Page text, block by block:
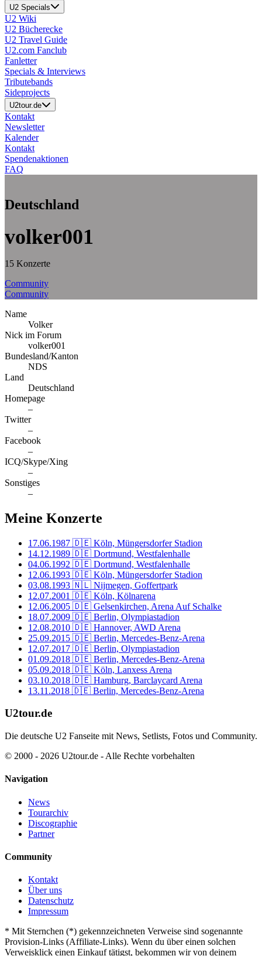
U2 Specials
U2 Wiki
U2 Bücherecke
U2 Travel Guide
U2.com Fanclub
Fanletter
Specials & Interviews
Tributebands
Sideprojects
U2tour.de
Kontakt
Newsletter
Kalender
Kontakt
Spendenaktionen
FAQ
Deutschland
volker001
15 Konzerte
Community
Community
Name
Volker
Nick im Forum
volker001
Bundesland/Kanton
NDS
Land
Deutschland
Homepage
–
Twitter
–
Facebook
–
ICQ/Skype/Xing
–
Sonstiges
–
Meine Konzerte
17.06.1987 🇩🇪 Köln, Müngersdorfer Stadion
14.12.1989 🇩🇪 Dortmund, Westfalenhalle
04.06.1992 🇩🇪 Dortmund, Westfalenhalle
12.06.1993 🇩🇪 Köln, Müngersdorfer Stadion
03.08.1993 🇳🇱 Nijmegen, Goffertpark
12.07.2001 🇩🇪 Köln, Kölnarena
12.06.2005 🇩🇪 Gelsenkirchen, Arena Auf Schalke
18.07.2009 🇩🇪 Berlin, Olympiastadion
12.08.2010 🇩🇪 Hannover, AWD Arena
25.09.2015 🇩🇪 Berlin, Mercedes-Benz-Arena
12.07.2017 🇩🇪 Berlin, Olympiastadion
01.09.2018 🇩🇪 Berlin, Mercedes-Benz-Arena
05.09.2018 🇩🇪 Köln, Lanxess Arena
03.10.2018 🇩🇪 Hamburg, Barclaycard Arena
13.11.2018 🇩🇪 Berlin, Mercedes-Benz-Arena
U2tour.de
Die deutsche U2 Fanseite mit News, Setlists, Fotos und Community.
© 2000 - 2026 U2tour.de - Alle Rechte vorbehalten
Navigation
News
Tourarchiv
Discographie
Partner
Community
Kontakt
Über uns
Datenschutz
Impressum
* Mit Sternchen (*) gekennzeichneten Verweise sind sogenannte
Provision-Links (Affiliate-Links). Wenn du über einen solchen
Verweisklick einen Einkauf tätigst, bekommen wir von deinem